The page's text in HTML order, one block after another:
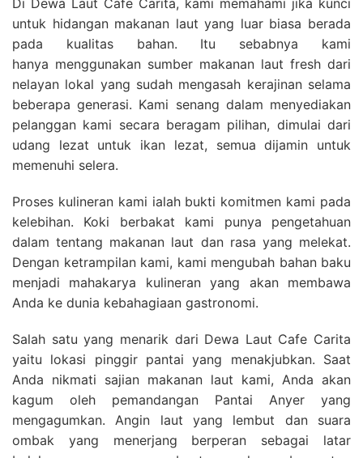
Di Dewa Laut Cafe Carita, kami memahami jika kunci
untuk hidangan makanan laut yang luar biasa berada
pada kualitas bahan. Itu sebabnya kami
hanya menggunakan sumber makanan laut fresh dari
nelayan lokal yang sudah mengasah kerajinan selama
beberapa generasi. Kami senang dalam menyediakan
pelanggan kami secara beragam pilihan, dimulai dari
udang lezat untuk ikan lezat, semua dijamin untuk
memenuhi selera.
Proses kulineran kami ialah bukti komitmen kami pada
kelebihan. Koki berbakat kami punya pengetahuan
dalam tentang makanan laut dan rasa yang melekat.
Dengan ketrampilan kami, kami mengubah bahan baku
menjadi mahakarya kulineran yang akan membawa
Anda ke dunia kebahagiaan gastronomi.
Salah satu yang menarik dari Dewa Laut Cafe Carita
yaitu lokasi pinggir pantai yang menakjubkan. Saat
Anda nikmati sajian makanan laut kami, Anda akan
kagum oleh pemandangan Pantai Anyer yang
mengagumkan. Angin laut yang lembut dan suara
ombak yang menerjang berperan sebagai latar